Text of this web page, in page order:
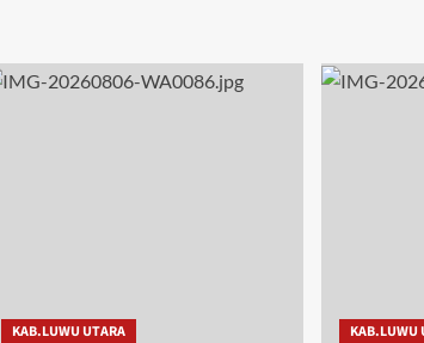
KAB.LUWU UTARA KAB.LUWU